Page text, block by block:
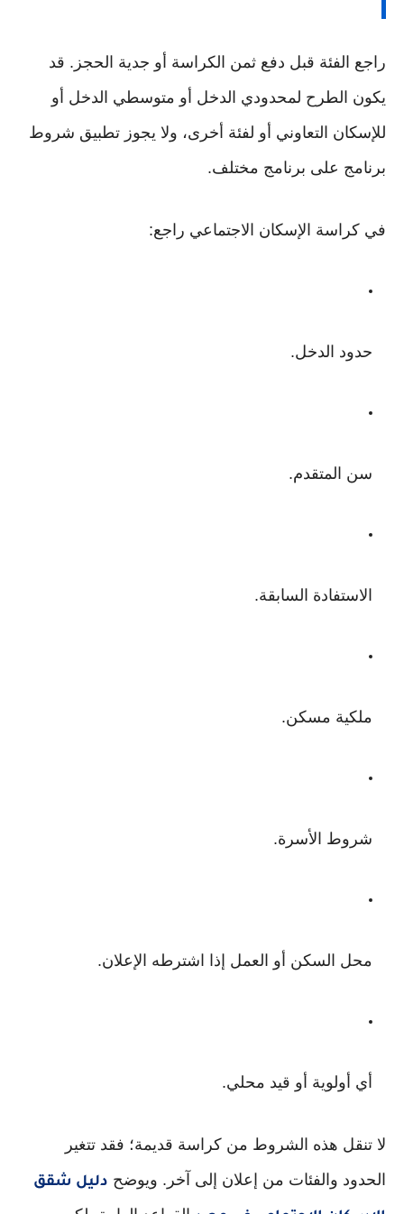
راجع الفئة قبل دفع ثمن الكراسة أو جدية الحجز. قد
يكون الطرح لمحدودي الدخل أو متوسطي الدخل أو
للإسكان التعاوني أو لفئة أخرى، ولا يجوز تطبيق شروط
برنامج على برنامج مختلف.
في كراسة الإسكان الاجتماعي راجع:
حدود الدخل.
سن المتقدم.
الاستفادة السابقة.
ملكية مسكن.
شروط الأسرة.
محل السكن أو العمل إذا اشترطه الإعلان.
أي أولوية أو قيد محلي.
لا تنقل هذه الشروط من كراسة قديمة؛ فقد تتغير
الحدود والفئات من إعلان إلى آخر. ويوضح دليل شقق